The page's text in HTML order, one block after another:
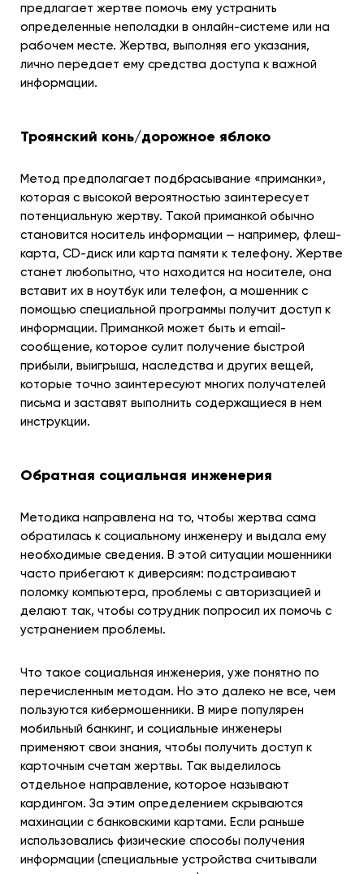
предлагает жертве помочь ему устранить
определенные неполадки в онлайн-системе или на
рабочем месте. Жертва, выполняя его указания,
лично передает ему средства доступа к важной
информации.
Троянский конь/дорожное яблоко
Метод предполагает подбрасывание «приманки»,
которая с высокой вероятностью заинтересует
потенциальную жертву. Такой приманкой обычно
становится носитель информации — например, флеш-
карта, CD-диск или карта памяти к телефону. Жертве
станет любопытно, что находится на носителе, она
вставит их в ноутбук или телефон, а мошенник с
помощью специальной программы получит доступ к
информации. Приманкой может быть и email-
сообщение, которое сулит получение быстрой
прибыли, выигрыша, наследства и других вещей,
которые точно заинтересуют многих получателей
письма и заставят выполнить содержащиеся в нем
инструкции.
Обратная социальная инженерия
Методика направлена на то, чтобы жертва сама
обратилась к социальному инженеру и выдала ему
необходимые сведения. В этой ситуации мошенники
часто прибегают к диверсиям: подстраивают
поломку компьютера, проблемы с авторизацией и
делают так, чтобы сотрудник попросил их помочь с
устранением проблемы.
Что такое социальная инженерия, уже понятно по
перечисленным методам. Но это далеко не все, чем
пользуются кибермошенники. В мире популярен
мобильный банкинг, и социальные инженеры
применяют свои знания, чтобы получить доступ к
карточным счетам жертвы. Так выделилось
отдельное направление, которое называют
кардингом. За этим определением скрываются
махинации с банковскими картами. Если раньше
использовались физические способы получения
информации (специальные устройства считывали